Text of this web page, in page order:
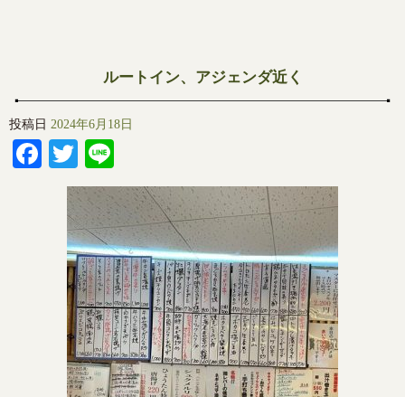
ルートイン、アジェンダ近く
投稿日 2024年6月18日
Facebook
Twitter